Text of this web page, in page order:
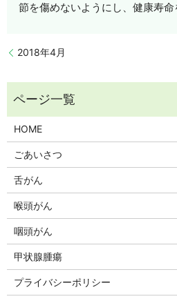
節を傷めないようにし、健康寿命
2018年4月
HOME
ごあいさつ
舌がん
喉頭がん
咽頭がん
甲状腺腫瘍
プライバシーポリシー